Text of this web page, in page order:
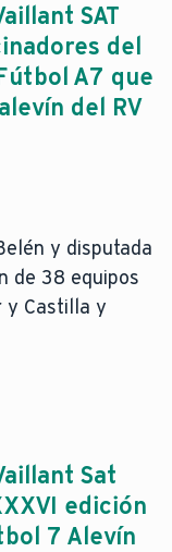
SAT
del
A7 que
del RV
y disputada
de 38 equipos
y Castilla y
Sat
edición
7 Alevín